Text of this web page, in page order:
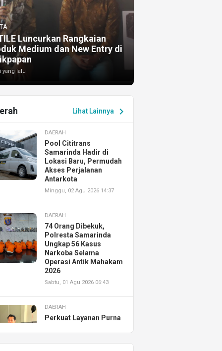
Luncurkan Rangkaian
Medium dan New Entry di
yang lalu
Lihat Lainnya chevron_right
DAERAH
Pool Cititrans
Samarinda Hadir di
Lokasi Baru, Permudah
Akses Perjalanan
Antarkota
Minggu, 02 Agu 2026 14:37
DAERAH
74 Orang Dibekuk,
Polresta Samarinda
Ungkap 56 Kasus
Narkoba Selama
Operasi Antik Mahakam
2026
Sabtu, 01 Agu 2026 06:43
DAERAH
Perkuat Layanan Purna
Resmikan AHASS